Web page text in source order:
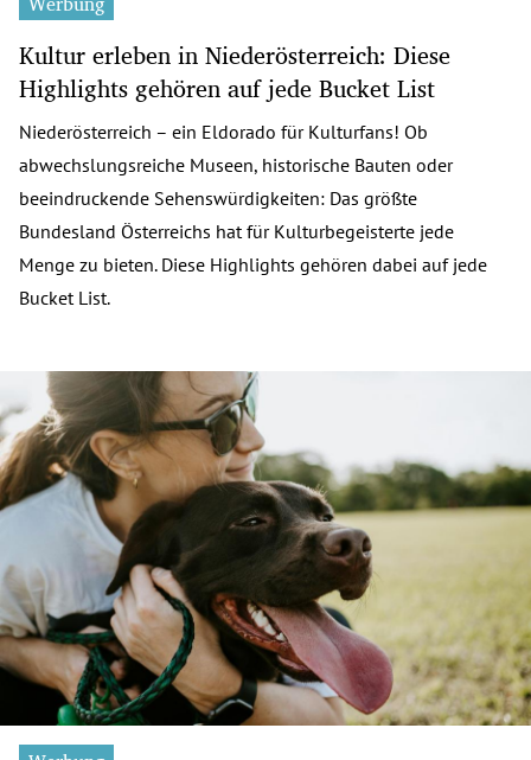
Kultur erleben in Niederösterreich: Diese
Highlights gehören auf jede Bucket List
Niederösterreich – ein Eldorado für Kulturfans! Ob
abwechslungsreiche Museen, historische Bauten oder
beeindruckende Sehenswürdigkeiten: Das größte
Bundesland Österreichs hat für Kulturbegeisterte jede
Menge zu bieten. Diese Highlights gehören dabei auf jede
Bucket List.